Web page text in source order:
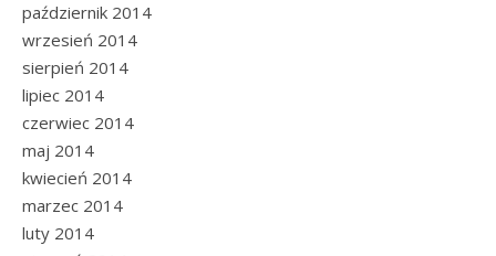
październik 2014
wrzesień 2014
sierpień 2014
lipiec 2014
czerwiec 2014
maj 2014
kwiecień 2014
marzec 2014
luty 2014